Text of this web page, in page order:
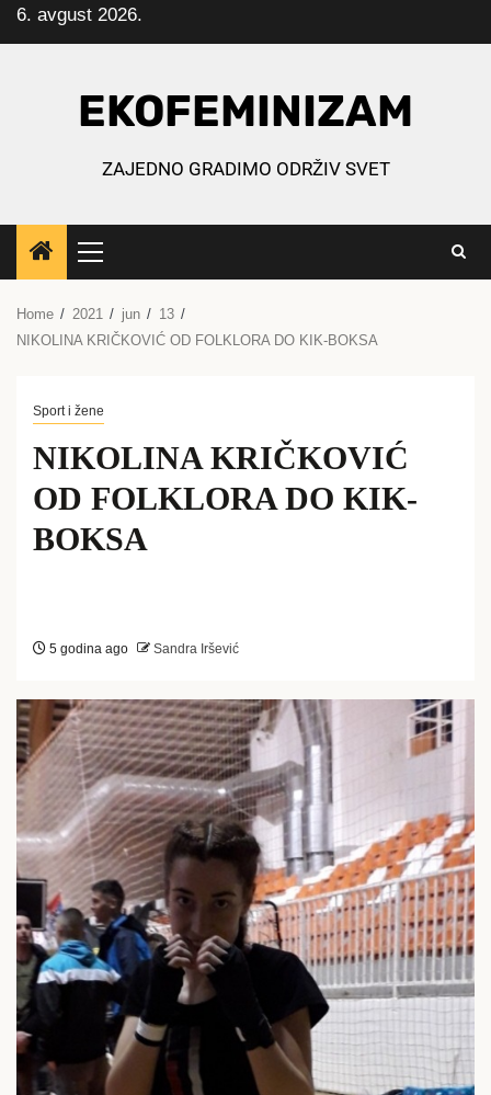
Skip
to
6. avgust 2026.
EKOFEMINIZAM
ZAJEDNO GRADIMO ODRŽIV SVET
Primary
Menu
Home 2021 jun
13
NIKOLINA KRIČKOVIĆ OD FOLKLORA DO KIK-BOKSA
Sport i žene
NIKOLINA KRIČKOVIĆ
OD FOLKLORA DO KIK-
BOKSA
5 godina ago Sandra Iršević